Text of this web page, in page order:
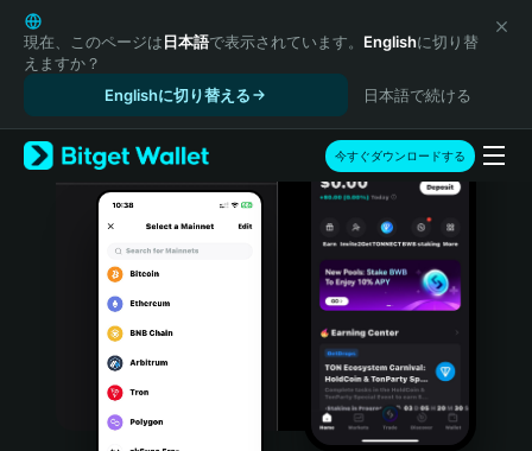
English
日本語
Tiếng Việt
Español (Latinoamérica)
Türkçe
Italiano
Português (Portugal)
Bahasa Indonesia
現在、このページは日本語で表示されています。 Englishに切り替
えますか？
Englishに切り替える
日本語で続ける
今すぐダウンロードする